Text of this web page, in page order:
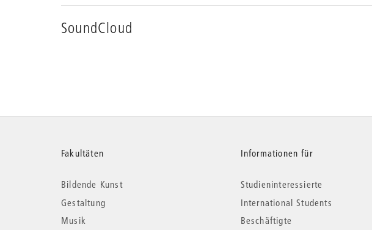
SoundCloud
Weitere
Informationen
Fakultäten
Bildende Kunst
Gestaltung
Musik
Informationen für
Studieninteressierte
International Students
Beschäftigte